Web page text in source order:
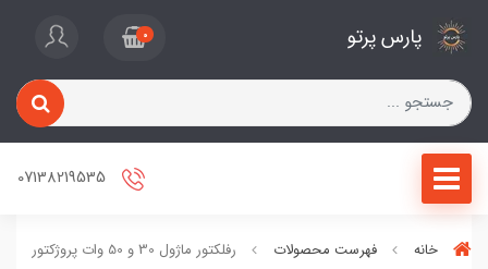
پارس پرتو 0
خانه فهرست محصولات رفلکتور ماژول 30 و 50 وات پروژکتور